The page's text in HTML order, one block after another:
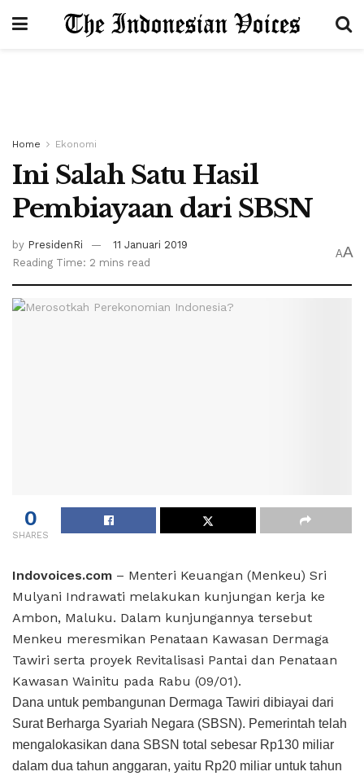
Home Ekonomi
Ini Salah Satu Hasil
Pembiayaan dari SBSN
by PresidenRi
11 Januari 2019
Reading Time: 2 mins read
AA
0
SHARES
Indovoices.com – Menteri Keuangan (Menkeu) Sri
Mulyani Indrawati melakukan kunjungan kerja ke
Ambon, Maluku. Dalam kunjungannya tersebut
Menkeu meresmikan Penataan Kawasan Dermaga
Tawiri serta proyek Revitalisasi Pantai dan Penataan
Kawasan Wainitu pada Rabu (09/01).
Dana untuk pembangunan Dermaga Tawiri dibiayai dari
Surat Berharga Syariah Negara (SBSN). Pemerintah telah
mengalokasikan dana SBSN total sebesar Rp130 miliar
dalam dua tahun anggaran, yaitu Rp20 miliar untuk tahun